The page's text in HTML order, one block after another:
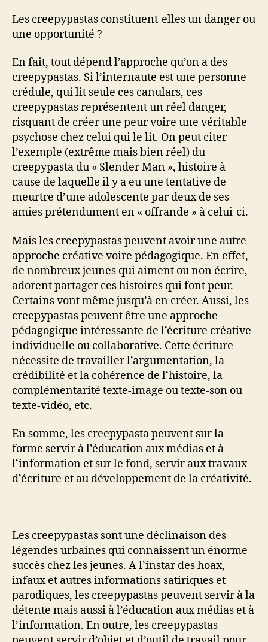
Les creepypastas constituent-elles un danger ou
une opportunité ?
En fait, tout dépend l’approche qu’on a des
creepypastas. Si l’internaute est une personne
crédule, qui lit seule ces canulars, ces
creepypastas représentent un réel danger,
risquant de créer une peur voire une véritable
psychose chez celui qui le lit. On peut citer
l’exemple (extrême mais bien réel) du
creepypasta du « Slender Man », histoire à
cause de laquelle il y a eu une tentative de
meurtre d’une adolescente par deux de ses
amies prétendument en « offrande » à celui-ci.
Mais les creepypastas peuvent avoir une autre
approche créative voire pédagogique. En effet,
de nombreux jeunes qui aiment ou non écrire,
adorent partager ces histoires qui font peur.
Certains vont même jusqu’à en créer. Aussi, les
creepypastas peuvent être une approche
pédagogique intéressante de l’écriture créative
individuelle ou collaborative. Cette écriture
nécessite de travailler l’argumentation, la
crédibilité et la cohérence de l’histoire, la
complémentarité texte-image ou texte-son ou
texte-vidéo, etc.
En somme, les creepypasta peuvent sur la
forme servir à l’éducation aux médias et à
l’information et sur le fond, servir aux travaux
d’écriture et au développement de la créativité.
Les creepypastas sont une déclinaison des
légendes urbaines qui connaissent un énorme
succès chez les jeunes. A l’instar des hoax,
infaux et autres informations satiriques et
parodiques, les creepypastas peuvent servir à la
détente mais aussi à l’éducation aux médias et à
l’information. En outre, les creepypastas